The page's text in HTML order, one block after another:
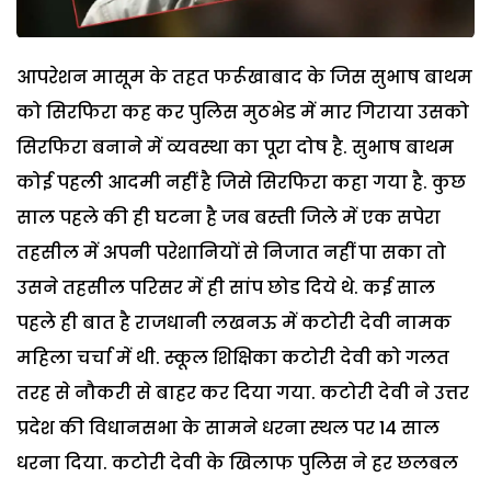
आपरेशन मासूम के तहत फर्रूखाबाद के जिस सुभाष बाथम
को सिरफिरा कह कर पुलिस मुठभेड में मार गिराया उसको
सिरफिरा बनाने में व्यवस्था का पूरा दोष है. सुभाष बाथम
कोई पहली आदमी नहीं है जिसे सिरफिरा कहा गया है. कुछ
साल पहले की ही घटना है जब बस्ती जिले में एक सपेरा
तहसील में अपनी परेशानियों से निजात नहीं पा सका तो
उसने तहसील परिसर में ही सांप छोड दिये थे. कई साल
पहले ही बात है राजधानी लखनऊ में कटोरी देवी नामक
महिला चर्चा में थी. स्कूल शिक्षिका कटोरी देवी को गलत
तरह से नौकरी से बाहर कर दिया गया. कटोरी देवी ने उत्तर
प्रदेश की विधानसभा के सामने धरना स्थल पर 14 साल
धरना दिया. कटोरी देवी के खिलाफ पुलिस ने हर छलबल